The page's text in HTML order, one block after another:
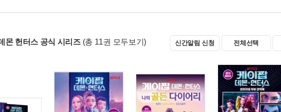
몬 헌터스 공식 시리즈 (총 11권 모두보기) 신간알림 신청 전체선택